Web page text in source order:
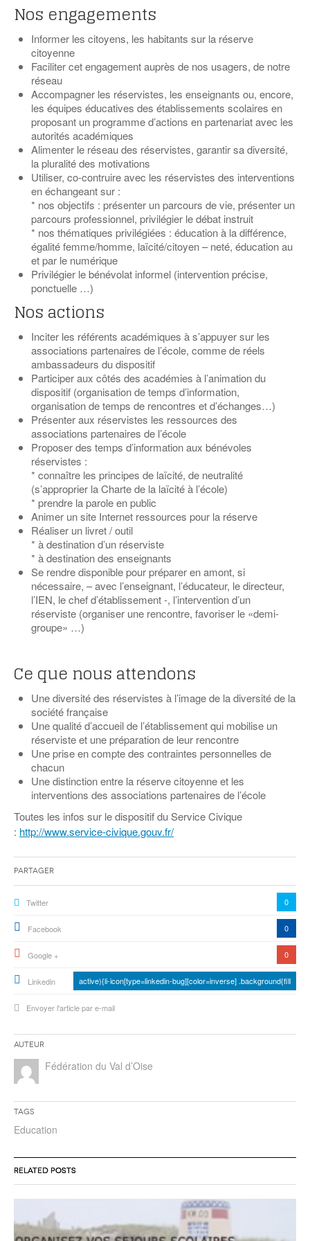
Malle pédagogique « Parcours d’exils
La ligue 95 et Recyclivre
Education verte
Formation Eco-délégué.es
Actualité Ecole
… Formations BAFD
Pour s’inscrire
Actualités loisirs
Nos engagements
Informer les citoyens, les habitants sur la réserve
citoyenne
Faciliter cet engagement auprès de nos usagers, de notre
réseau
Accompagner les réservistes, les enseignants ou, encore,
les équipes éducatives des établissements scolaires en
proposant un programme d’actions en partenariat avec les
autorités académiques
Alimenter le réseau des réservistes, garantir sa diversité,
la pluralité des motivations
Utiliser, co-contruire avec les réservistes des interventions
en échangeant sur :
* nos objectifs : présenter un parcours de vie, présenter un
parcours professionnel, privilégier le débat instruit
* nos thématiques privilégiées : éducation à la différence,
égalité femme/homme, laïcité/citoyen – neté, éducation au
et par le numérique
Privilégier le bénévolat informel (intervention précise,
ponctuelle …)
Nos actions
Inciter les référents académiques à s’appuyer sur les
associations partenaires de l’école, comme de réels
ambassadeurs du dispositif
Participer aux côtés des académies à l’animation du
dispositif (organisation de temps d’information,
organisation de temps de rencontres et d’échanges…)
Présenter aux réservistes les ressources des
associations partenaires de l’école
Proposer des temps d’information aux bénévoles
réservistes :
* connaître les principes de laïcité, de neutralité
(s’approprier la Charte de la laïcité à l’école)
* prendre la parole en public
Animer un site Internet ressources pour la réserve
Réaliser un livret / outil
* à destination d’un réserviste
* à destination des enseignants
Se rendre disponible pour préparer en amont, si
nécessaire, – avec l’enseignant, l’éducateur, le directeur,
l’IEN, le chef d’établissement -, l’intervention d’un
réserviste (organiser une rencontre, favoriser le «demi-
groupe» …)
Ce que nous attendons
Une diversité des réservistes à l’image de la diversité de la
société française
Une qualité d’accueil de l’établissement qui mobilise un
réserviste et une préparation de leur rencontre
Une prise en compte des contraintes personnelles de
chacun
Une distinction entre la réserve citoyenne et les
interventions des associations partenaires de l’école
Toutes les infos sur le dispositif du Service Civique
: http://www.service-civique.gouv.fr/
Partager
Twitter 0
Facebook 0
Google + 0
Linkedin active){li-icon[type=linkedin-bug][color=inverse] .background{fill
Envoyer l'article par e-mail
Auteur
Fédération du Val d’Oise
Tags
Education
RELATED POSTS